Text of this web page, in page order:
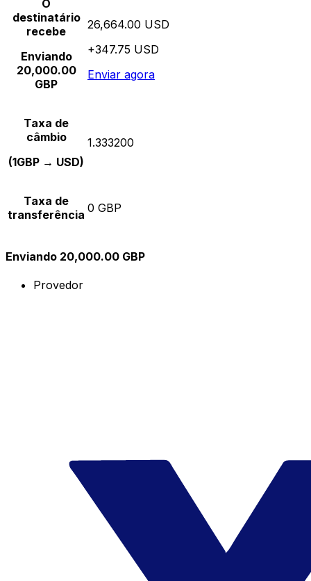
O
destinatário
recebe
Enviando
20,000.00
GBP
26,664.00 USD
+347.75 USD
Enviar agora
Taxa de
câmbio
(1GBP → USD)
1.333200
Taxa de
transferência 0 GBP
Enviando 20,000.00 GBP
Provedor